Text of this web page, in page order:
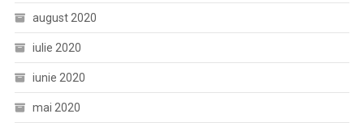
august 2020
iulie 2020
iunie 2020
mai 2020